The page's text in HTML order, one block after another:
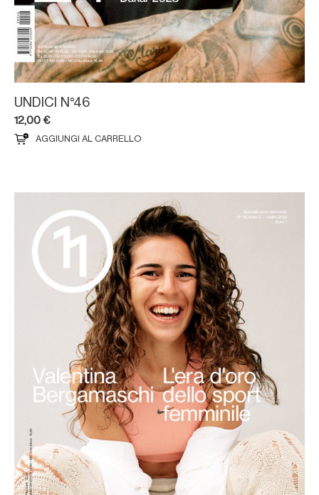
UNDICI N°46
12,00 €
AGGIUNGI AL CARRELLO